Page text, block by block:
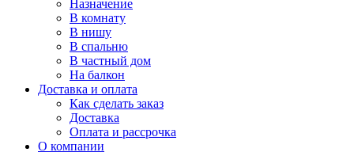
Назначение
В комнату
В нишу
В спальню
В частный дом
На балкон
Доставка и оплата
Как сделать заказ
Доставка
Оплата и рассрочка
О компании